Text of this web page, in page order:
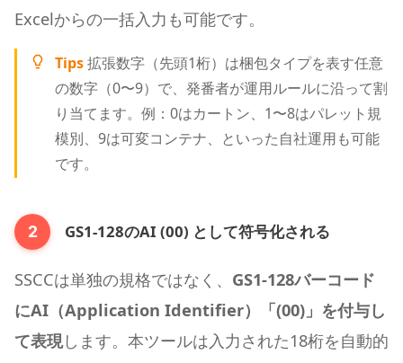
Excelからの一括入力も可能です。
Tips拡張数字（先頭1桁）は梱包タイプを表す任意
の数字（0〜9）で、発番者が運用ルールに沿って割
り当てます。例：0はカートン、1〜8はパレット規
模別、9は可変コンテナ、といった自社運用も可能
です。
2 GS1-128のAI (00) として符号化される
SSCCは単独の規格ではなく、 GS1-128バーコード
にAI（Application Identifier）「(00)」を付与し
て表現します。本ツールは入力された18桁を自動的